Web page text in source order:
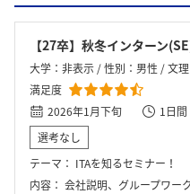
【27卒】秋冬インターン
大学：非表示 / 性別：男性 / 文
満足度
2026年1月下旬
1日間
選考なし
テーマ： ITAを知るセミナー！
内容： 会社説明、グループワーク、社員座談会の3部構成で実施された。まず会社説明では、人事担当者より金融系ユーザー系SIerとしての立ち位置や、朝日生命グループのシステムを支える業務の安定性・社会貢献性について講義を受けた。続くグループワークでは、火星探査ロボット制御をテーマに5人1組で取り組んだ。ここでは